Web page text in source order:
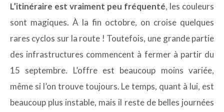
L’itinéraire est vraiment peu fréquenté, les couleurs
sont magiques. À la fin octobre, on croise quelques
rares cyclos sur la route ! Toutefois, une grande partie
des infrastructures commencent à fermer à partir du
15 septembre. L’offre est beaucoup moins variée,
même si l’on trouve toujours. Le temps, quant à lui, est
beaucoup plus instable, mais il reste de belles journées